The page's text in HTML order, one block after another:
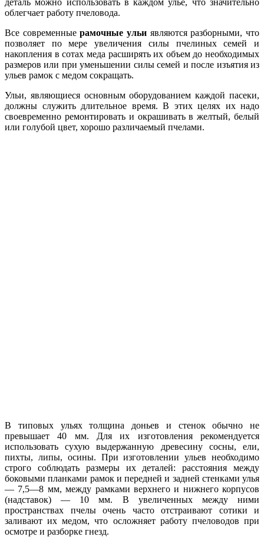
облегчает работу пчеловода.
Все современныерамочные ульи являются разборными, что
позволяет по мере увеличения силы пчелиных семей и
накопления в сотах меда расширять их объем до необходимых
размеров или при уменьшении силы семей и после изъятия из
ульев рамок с медом сокращать.
Ульи, являющиеся основным оборудованием каждой пасеки,
должны служить длительное время. В этих целях их надо
своевременно ремонтировать и окрашивать в желтый, белый
или голубой цвет, хорошо различаемый пчелами.
В типовых ульях толщина доньев и стенок обычно не
превышает 40 мм. Для их изготовления рекомендуется
использовать сухую выдержанную древесину сосны, ели,
пихты, липы, осины. При изготовлении ульев необходимо
строго соблюдать размеры их деталей: расстояния между
боковыми планками рамок и передней и задней стенками улья
— 7,5—8 мм, между рамками верхнего и нижнего корпусов
(надставок) — 10 мм. В увеличенных между ними
пространствах пчелы очень часто отстраивают сотики и
заливают их медом, что осложняет работу пчеловодов при
осмотре и разборке гнезд.